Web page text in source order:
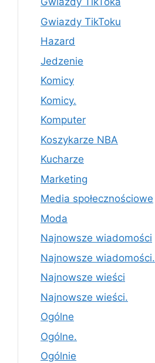
Gwiazdy TikToku
Hazard
Jedzenie
Komicy
Komicy.
Komputer
Koszykarze NBA
Kucharze
Marketing
Media społecznościowe
Moda
Najnowsze wiadomości
Najnowsze wiadomości.
Najnowsze wieści
Najnowsze wieści.
Ogólne
Ogólne.
Ogólnie